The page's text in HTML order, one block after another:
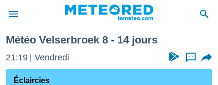
de
Météo Velserbroek 8 - 14 jours
21:19 Vendredi ...
Éclaircies